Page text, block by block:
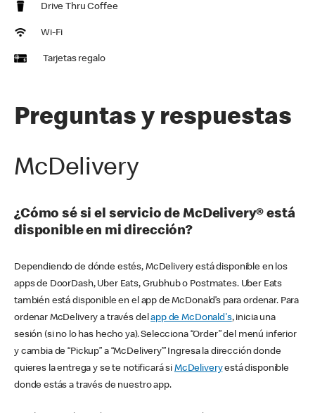
Drive Thru Coffee
Wi-Fi
Tarjetas regalo
Preguntas y respuestas
McDelivery
¿Cómo sé si el servicio de McDelivery® está
disponible en mi dirección?
Dependiendo de dónde estés, McDelivery está disponible en los
apps de DoorDash, Uber Eats, Grubhub o Postmates. Uber Eats
también está disponible en el app de McDonald’s para ordenar. Para
ordenar McDelivery a través delapp de McDonald's, inicia una
sesión (si no lo has hecho ya). Selecciona “Order” del menú inferior
y cambia de “Pickup” a “McDelivery’” Ingresa la dirección donde
quieres la entrega y se te notificará si McDeliveryestá disponible
donde estás a través de nuestro app.